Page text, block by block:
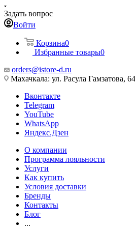
Задать вопрос
Войти
Корзина0
Избранные товары0
orders@istore-d.ru
Махачкала: ул. Расула Гамзатова,
Вконтакте
Telegram
YouTube
WhatsApp
Яндекс.Дзен
О компании
Программа лояльности
Услуги
Как купить
Условия доставки
Бренды
Контакты
Блог
...